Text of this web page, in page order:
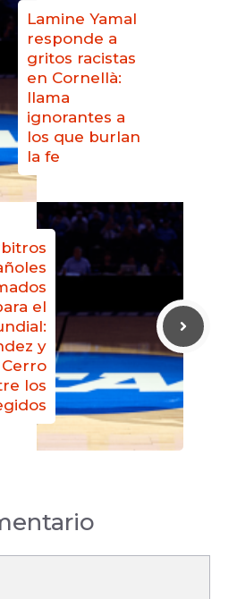
Lamine Yamal
responde a
gritos racistas
en Cornellà:
llama
ignorantes a
los que burlan
la fe
el
y
los